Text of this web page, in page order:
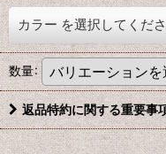
カラー を選択してくだ
数量:
返品特約に関する重要事